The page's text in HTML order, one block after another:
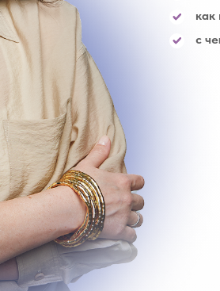
как
с